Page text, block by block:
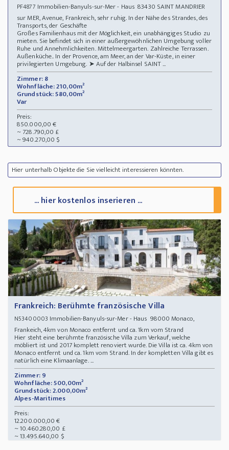
PF4877 Immobilien-Banyuls-sur-Mer - Haus 83430 SAINT MANDRIER
sur MER, Avenue, Frankreich, sehr ruhig. In der Nähe des Strandes, des
Transports, der Geschäfte
Großes Familienhaus mit der Möglichkeit, ein unabhängiges Studio zu
mieten. Sie befindet sich in einer außergewöhnlichen Umgebung voller
Ruhe und Annehmlichkeiten. Mittelmeergarten. Zahlreiche Terrassen.
Außenküche.. In der Provence, am Meer, an der Var-Küste, in einer
privilegierten Umgebung. ➤ Auf der Halbinsel SAINT ...
Zimmer: 8
Wohnfläche: 210,00m²
Grundstück: 580,00m²
Var
Preis:
850.000,00 €
~ 728.790,00 £
~ 940.270,00 $
Hier unterhalb Objekte die Sie vielleicht interessieren könnten.
... hier kostenlos inserieren ...
Frankreich: Berühmte französische Villa
N53400003 Immobilien-Banyuls-sur-Mer - Haus 98000 Monaco,
Frankeich, 4km von Monaco entfernt und ca. 1km vom Strand
Hier steht eine berühmte französische Villa zum Verkauf, welche
möbliert ist und 2017 komplett renoviert wurde. Die Villa ist ca. 4km von
Monaco entfernt und ca. 1km vom Strand. In der kompletten Villa gibt es
natürlich eine Klimaanlage. ...
Zimmer: 9
Wohnfläche: 500,00m²
Grundstück: 2.000,00m²
Alpes-Maritimes
Preis:
12.200.000,00 €
~ 10.460.280,00 £
~ 13.495.640,00 $